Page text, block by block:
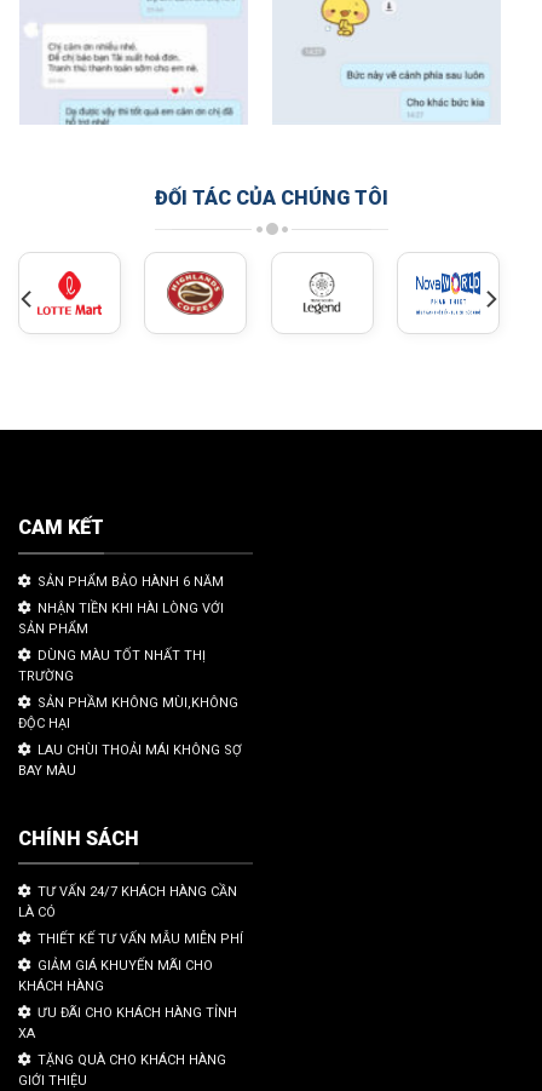
ĐỐI TÁC CỦA CHÚNG TÔI
CAM KẾT
SẢN PHẨM BẢO HÀNH 6 NĂM
NHẬN TIỀN KHI HÀI LÒNG VỚI
SẢN PHẨM
DÙNG MÀU TỐT NHẤT THỊ
TRƯỜNG
SẢN PHẦM KHÔNG MÙI,KHÔNG
ĐỘC HẠI
LAU CHÙI THOẢI MÁI KHÔNG SỢ
BAY MÀU
CHÍNH SÁCH
TƯ VẤN 24/7 KHÁCH HÀNG CẦN
LÀ CÓ
THIẾT KẾ TƯ VẤN MẪU MIỄN PHÍ
GIẢM GIÁ KHUYẾN MÃI CHO
KHÁCH HÀNG
ƯU ĐÃI CHO KHÁCH HÀNG TỈNH
XA
TẶNG QUÀ CHO KHÁCH HÀNG
GIỚI THIỆU